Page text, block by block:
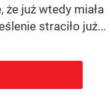
już wtedy miała
straciło już...